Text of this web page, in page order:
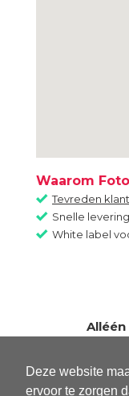
Deze website
ervoor te zorgen
Waarom
Tevreden
Snelle levering
White label